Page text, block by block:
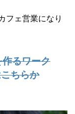
フェ営業になり
るワーク
ちらか